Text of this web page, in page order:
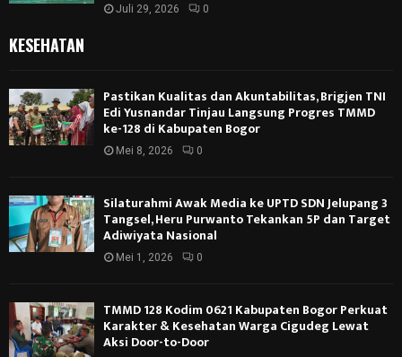
Juli 29, 2026 0
KESEHATAN
Pastikan Kualitas dan Akuntabilitas, Brigjen TNI
Edi Yusnandar Tinjau Langsung Progres TMMD
ke-128 di Kabupaten Bogor
Mei 8, 2026 0
Silaturahmi Awak Media ke UPTD SDN Jelupang 3
Tangsel, Heru Purwanto Tekankan 5P dan Target
Adiwiyata Nasional
Mei 1, 2026 0
TMMD 128 Kodim 0621 Kabupaten Bogor Perkuat
Karakter & Kesehatan Warga Cigudeg Lewat
Aksi Door-to-Door